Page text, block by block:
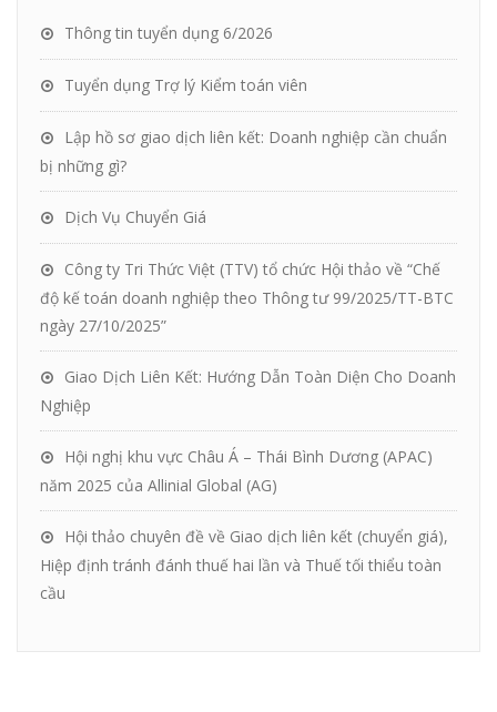
Thông tin tuyển dụng 6/2026
Tuyển dụng Trợ lý Kiểm toán viên
Lập hồ sơ giao dịch liên kết: Doanh nghiệp cần chuẩn
bị những gì?
Dịch Vụ Chuyển Giá
Công ty Tri Thức Việt (TTV) tổ chức Hội thảo về “Chế
độ kế toán doanh nghiệp theo Thông tư 99/2025/TT-BTC
ngày 27/10/2025”
Giao Dịch Liên Kết: Hướng Dẫn Toàn Diện Cho Doanh
Nghiệp
Hội nghị khu vực Châu Á – Thái Bình Dương (APAC)
năm 2025 của Allinial Global (AG)
Hội thảo chuyên đề về Giao dịch liên kết (chuyển giá),
Hiệp định tránh đánh thuế hai lần và Thuế tối thiểu toàn
cầu